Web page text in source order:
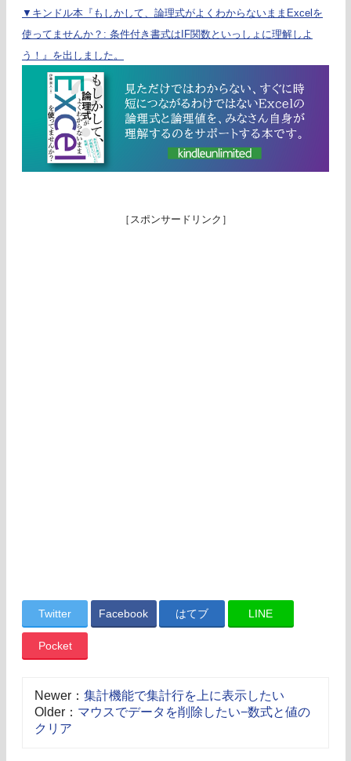
▼キンドル本『もしかして、論理式がよくわからないままExcelを
使ってませんか？: 条件付き書式はIF関数といっしょに理解しよ
う！』を出しました。
［スポンサードリンク］
Twitter Facebook はてブ LINE
Pocket
Newer： 集計機能で集計行を上に表示したい
Older： マウスでデータを削除したい−数式と値の
クリア